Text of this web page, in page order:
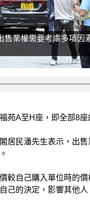
售業權需要考慮多項因
苑A至H座，即全部8
居民潘先生表示，出
較自己購入單位時的
己的決定，影響其他人